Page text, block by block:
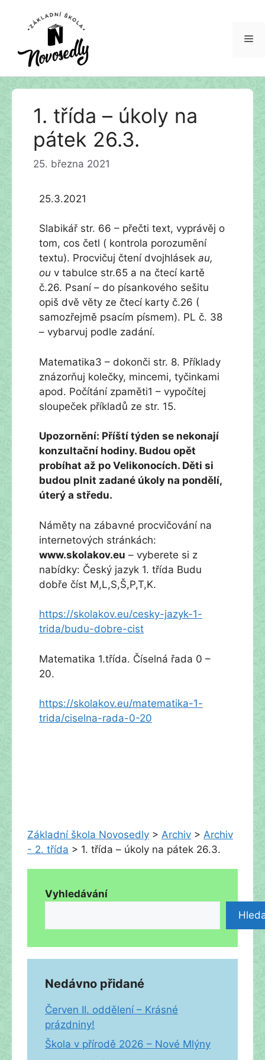
Přeskočit
1. třída – úkoly na
pátek 26.3.
25. března 2021
25.3.2021
Slabikář str. 66 – přečti text, vyprávěj o
tom, cos četl ( kontrola porozumění
textu). Procvičuj čtení dvojhlásek au,
ou v tabulce str.65 a na čtecí kartě
č.26. Psaní – do písankového sešitu
opiš dvě věty ze čtecí karty č.26 (
samozřejmě psacím písmem). PL č. 38
– vybarvuj podle zadání.
Matematika3 – dokonči str. 8. Příklady
znázorňuj kolečky, mincemi, tyčinkami
apod. Počítání zpaměti1 – vypočítej
sloupeček příkladů ze str. 15.
Upozornění: Příští týden se nekonají
konzultační hodiny. Budou opět
probíhat až po Velikonocích. Děti si
budou plnit zadané úkoly na pondělí,
úterý a středu.
Náměty na zábavné procvičování na
internetových stránkách:
www.skolakov.eu – vyberete si z
nabídky: Český jazyk 1. třída Budu
dobře číst M,L,S,Š,P,T,K.
https://skolakov.eu/cesky-jazyk-1-
trida/budu-dobre-cist
Matematika 1.třída. Číselná řada 0 –
20.
https://skolakov.eu/matematika-1-
trida/ciselna-rada-0-20
Základní škola Novosedly > Archiv > Archiv
- 2. třída > 1. třída – úkoly na pátek 26.3.
Vyhledávání
Nedávno přidané
Červen II. oddělení – Krásné
prázdniny!
Škola v přírodě 2026 – Nové Mlýny